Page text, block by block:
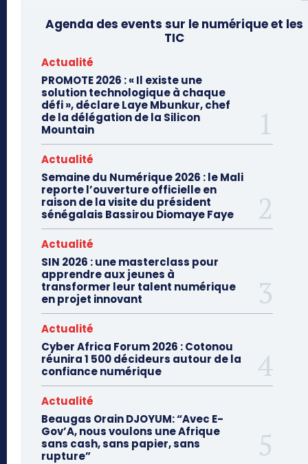
Agenda des events sur le numérique et les
TIC
Actualité
PROMOTE 2026 : « Il existe une
solution technologique à chaque
défi », déclare Laye Mbunkur, chef
de la délégation de la Silicon
Mountain
Actualité
Semaine du Numérique 2026 : le Mali
reporte l’ouverture officielle en
raison de la visite du président
sénégalais Bassirou Diomaye Faye
Actualité
SIN 2026 : une masterclass pour
apprendre aux jeunes à
transformer leur talent numérique
en projet innovant
Actualité
Cyber Africa Forum 2026 : Cotonou
réunira 1 500 décideurs autour de la
confiance numérique
Actualité
Beaugas Orain DJOYUM: “Avec E-
Gov’A, nous voulons une Afrique
sans cash, sans papier, sans
rupture”